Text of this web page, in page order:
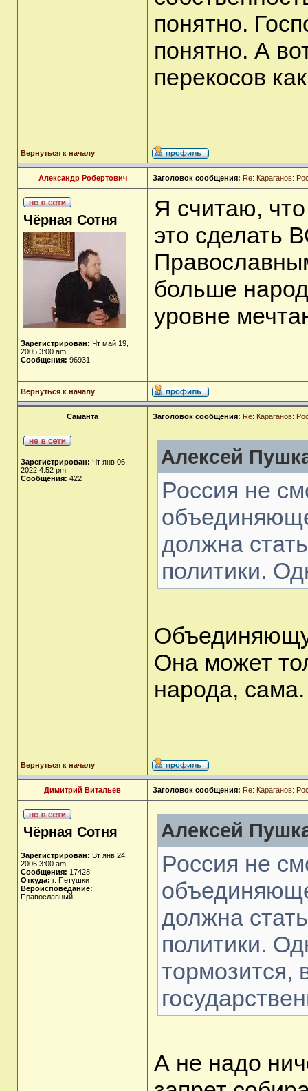
понятно.
понятно. А
перекосов
Вернуться к началу
Александр Робертович Заголовок сообщения: Re: Караганов:
Чёрная Сотня
Зарегистрирован: Чт май 19,
2005 3:00 am
Сообщения: 96931
Я считаю,
это сделать
больше
уровне
Вернуться к началу
Саманта Заголовок сообщения: Re: Караганов:
Зарегистрирован: Чт янв 06,
2022 4:52 pm
Сообщения: 422
Алексей
Россия не
должна
политики.
Она может
народа, сама.
Вернуться к началу
Димитрий Витальев Заголовок сообщения: Re: Караганов:
Чёрная Сотня
Зарегистрирован: Вт янв 24,
2006 3:00 am
Сообщения: 17428
Откуда: г. Петушки
Вероисповедание:
Православный
Алексей
Россия не
должна
политики.
тормозится,
А не надо